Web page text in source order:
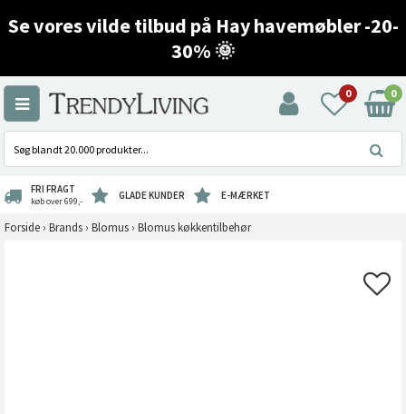
Se vores vilde tilbud på Hay havemøbler -20-
30% 🌞
0 0
FRI FRAGT
køb over 699,- GLADE KUNDER E-MÆRKET
Forside › Brands › Blomus › Blomus køkkentilbehør